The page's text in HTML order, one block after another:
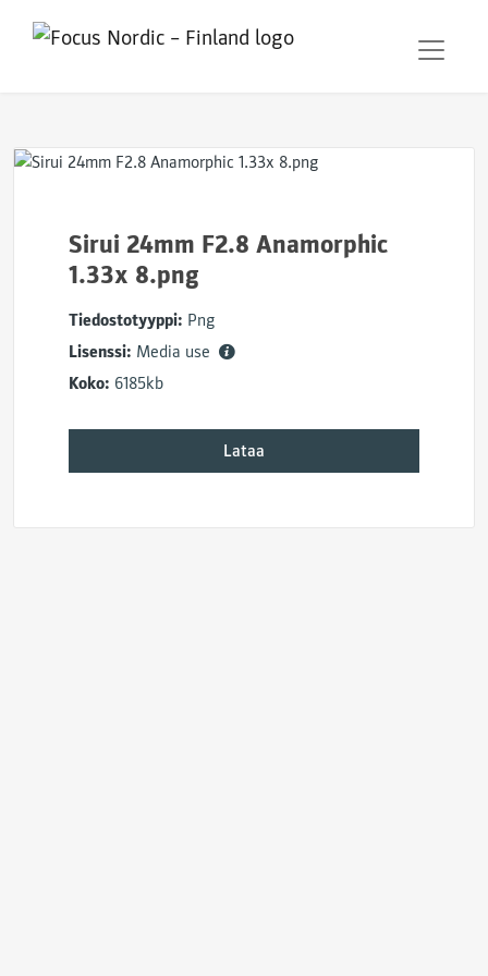
Sirui 24mm F2.8 Anamorphic
1.33x 8.png
Tiedostotyyppi: Png
Lisenssi: Media use
Koko: 6185kb
Lataa